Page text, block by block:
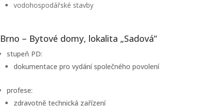
vodohospodářské stavby
Brno – Bytové domy, lokalita „Sadová“
stupeň PD:
dokumentace pro vydání společného povolení
profese:
zdravotně technická zařízení